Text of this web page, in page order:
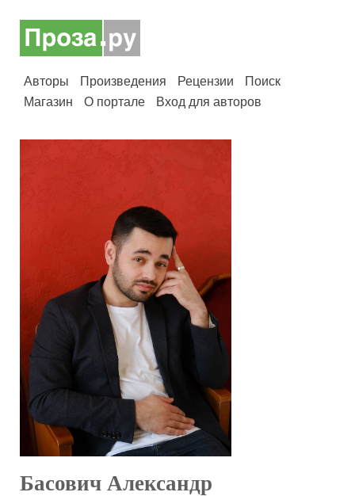
Авторы Произведения Рецензии
Поиск
Магазин
О портале Вход для авторов
Басович Александр